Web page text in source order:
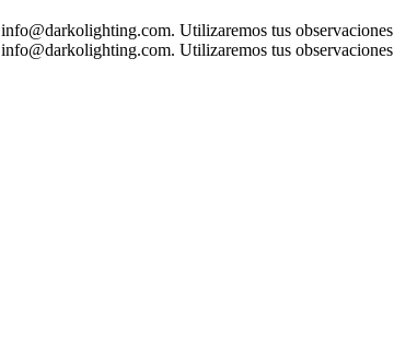
info@darkolighting.com. Utilizaremos tus
info@darkolighting.com. Utilizaremos tus